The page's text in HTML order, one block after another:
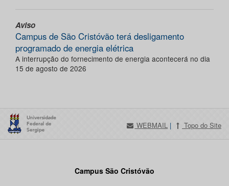
Aviso
Campus de São Cristóvão terá desligamento
programado de energia elétrica
A interrupção do fornecimento de energia acontecerá no dia
15 de agosto de 2026
WEBMAIL | Topo do Site
Campus São Cristóvão